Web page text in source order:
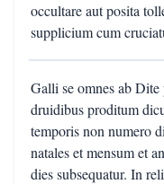
occultare aut posita
supplicium cum
Galli se omnes ab
druidibus proditum
temporis non numero
natales et mensum et
dies subsequatur. In